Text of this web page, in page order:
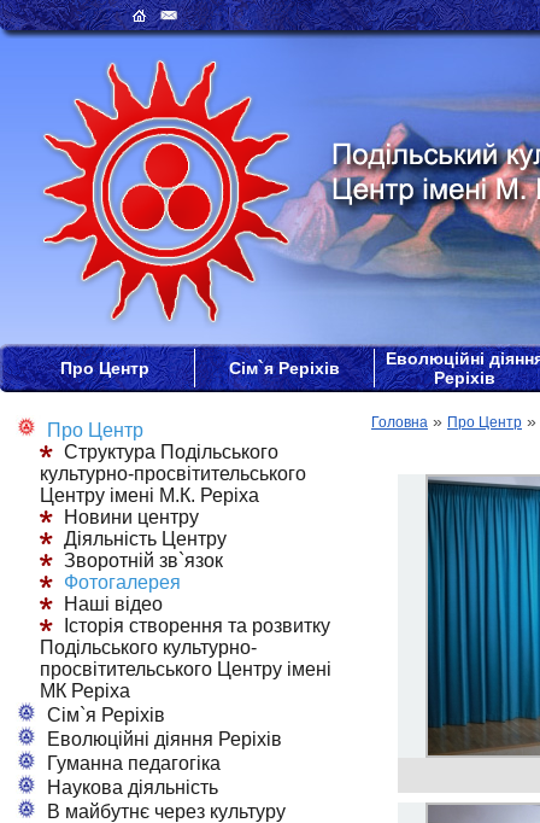
Про Центр Сім`я Реріхів
Еволюційні
Реріхів
Про Центр
Структура Подільського
культурно-просвітительського
Центру імені М.К. Реріха
Новини центру
Діяльність Центру
Зворотній зв`язок
Фотогалерея
Наші відео
Історія створення та розвитку
Подільського культурно-
просвітительського Центру імені
МК Реріха
Сім`я Реріхів
Еволюційні діяння Реріхів
Гуманна педагогіка
Наукова діяльність
В майбутнє через культуру
Головна » Про Центр »